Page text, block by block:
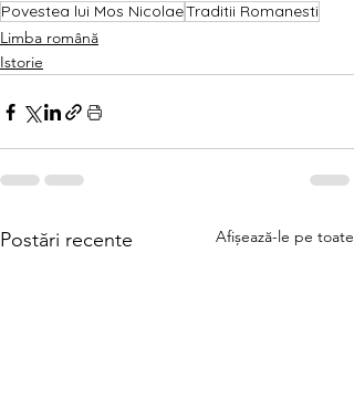
Povestea lui Mos NicolaeTraditii Romanesti
Limba română
Istorie
Postări recente Afișează-le pe toate